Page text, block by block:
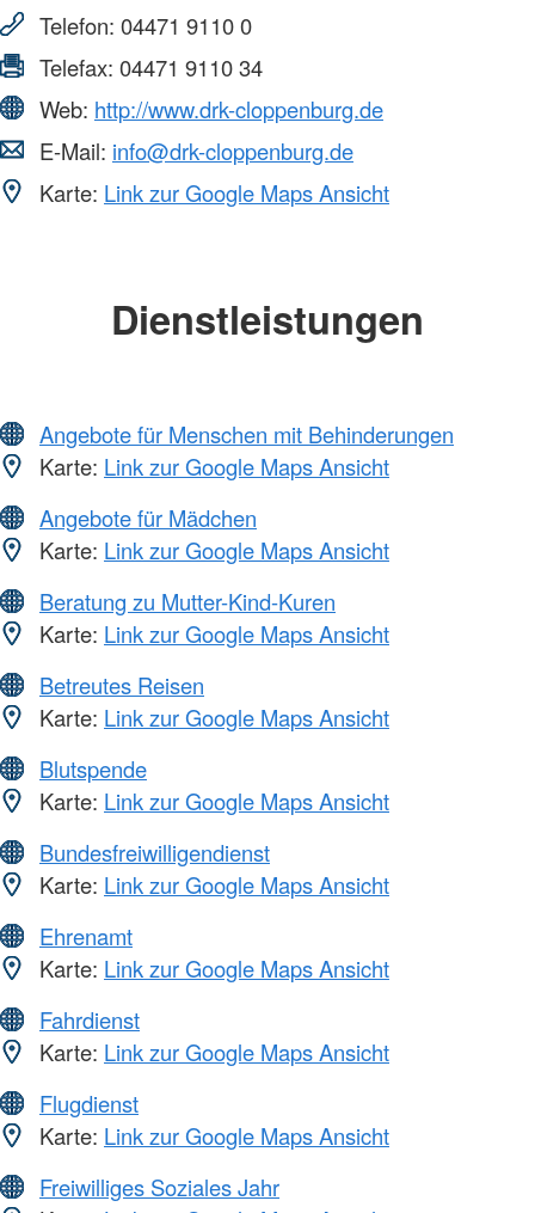
Telefon: 04471 9110 0
Telefax: 04471 9110 34
Web: http://www.drk-cloppenburg.de
E-Mail: info@drk-cloppenburg.de
Karte: Link zur Google Maps Ansicht
Dienstleistungen
Angebote für Menschen mit Behinderungen
Karte: Link zur Google Maps Ansicht
Angebote für Mädchen
Karte: Link zur Google Maps Ansicht
Beratung zu Mutter-Kind-Kuren
Karte: Link zur Google Maps Ansicht
Betreutes Reisen
Karte: Link zur Google Maps Ansicht
Blutspende
Karte: Link zur Google Maps Ansicht
Bundesfreiwilligendienst
Karte: Link zur Google Maps Ansicht
Ehrenamt
Karte: Link zur Google Maps Ansicht
Fahrdienst
Karte: Link zur Google Maps Ansicht
Flugdienst
Karte: Link zur Google Maps Ansicht
Freiwilliges Soziales Jahr